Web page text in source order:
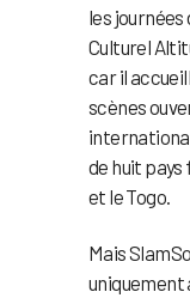
les journées
Culturel
car il
scènes
de huit
et le Togo.
Mais
uniquement